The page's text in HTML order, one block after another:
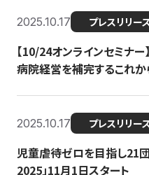
2025.10.17 プレスリリー
【10/24オンラインセミナ
病院経営を補完するこれか
2025.10.17 プレスリリー
児童虐待ゼロを目指し21
2025」11月1日スタート